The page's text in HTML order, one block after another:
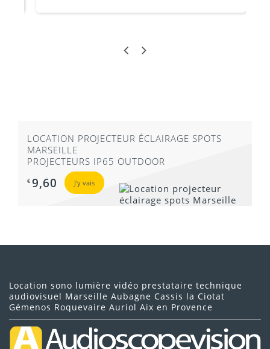
LOCATION PROJECTEUR ÉCLAIRAGE SPOTS
MARSEILLE
PROJECTEURS IP65 OUTDOOR
€ 9,60 J'y vais
Location sono lumière vidéo prestataire technique
audiovisuel Marseille Aubagne Cassis la Ciotat
Gémenos Roquevaire Auriol Aix en Provence